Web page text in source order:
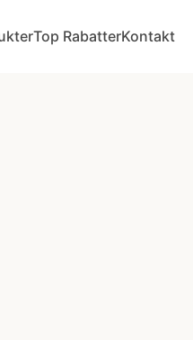
Top RabatterKontakt